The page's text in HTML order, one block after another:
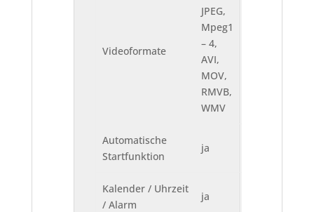
Videoformate
JPEG,
Mpeg1
– 4,
AVI,
MOV,
RMVB,
WMV
Automatische
Startfunktion
ja
Kalender / Uhrzeit
/ Alarm
ja